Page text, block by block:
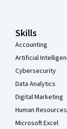
Skills
Accounting
Artificial
Cybersecurity
Data Analytics
Digital Marketing
Human Resources
Microsoft Excel